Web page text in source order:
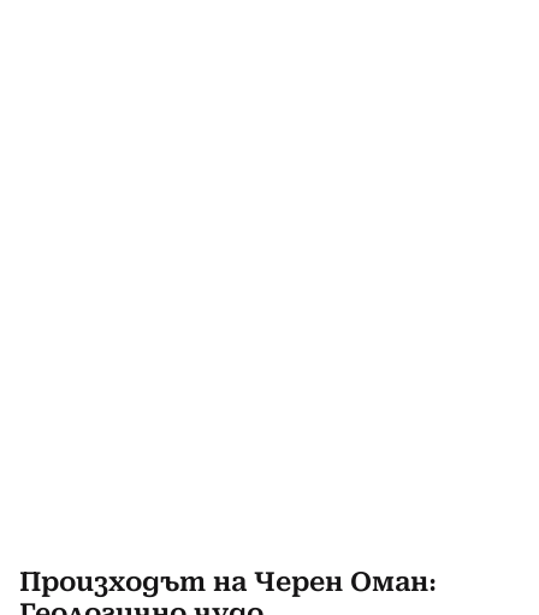
Произходът на Черен Оман: